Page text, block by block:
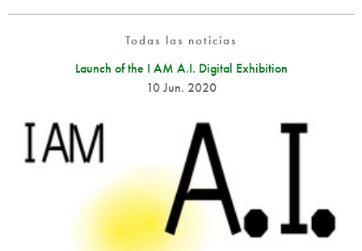
Todas las noticias
Launch of the I AM A.I. Digital Exhibition
10 Jun. 2020